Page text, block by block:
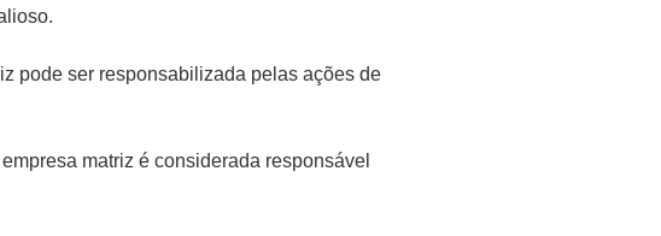
pode ser responsabilizada pelas ações de
matriz é considerada responsável